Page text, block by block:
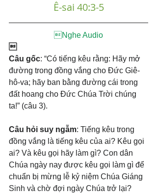
Ê-sai 40:3-5
Nghe Audio

Câu gốc: “Có tiếng kêu rằng: Hãy mở
đường trong đồng vắng cho Đức Giê-
hô-va; hãy ban bằng đường cái trong
đất hoang cho Đức Chúa Trời chúng
ta!” (câu 3).
Câu hỏi suy ngẫm: Tiếng kêu trong
đồng vắng là tiếng kêu của ai? Kêu gọi
ai? Và kêu gọi hãy làm gì? Con dân
Chúa ngày nay được kêu gọi làm gì để
chuẩn bị mừng lễ kỷ niệm Chúa Giáng
Sinh và chờ đợi ngày Chúa trở lại?